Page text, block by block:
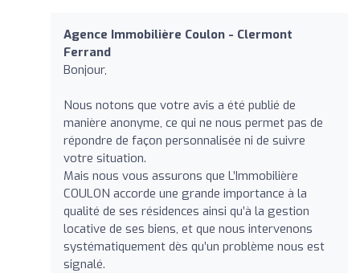
Agence Immobilière Coulon - Clermont
Ferrand
Bonjour,
Nous notons que votre avis a été publié de
manière anonyme, ce qui ne nous permet pas de
répondre de façon personnalisée ni de suivre
votre situation.
Mais nous vous assurons que L’Immobilière
COULON accorde une grande importance à la
qualité de ses résidences ainsi qu’à la gestion
locative de ses biens, et que nous intervenons
systématiquement dès qu’un problème nous est
signalé.